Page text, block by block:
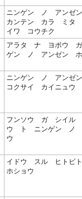
ニンゲン ノ アン
カンテン カラ ミ
イワ コウチク
アラタ ナ ヨボウ
ゲン ノ アンゼン ホ
ニンゲン ノ アン
コクサイ カイニュウ
フンソウ ガ シイル
ウ ト ニンゲン ノ
ウ
イドウ スル ヒト
ホショウ